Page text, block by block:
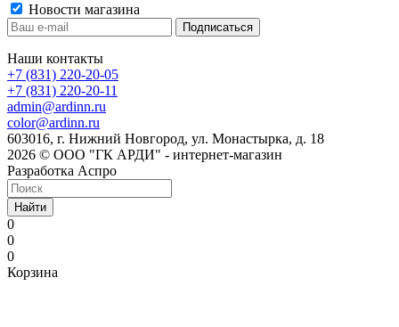
Новости магазина
Наши контакты
+7 (831) 220-20-05
+7 (831) 220-20-11
admin@ardinn.ru
color@ardinn.ru
603016, г. Нижний Новгород, ул. Монастырка, д. 18
2026 © ООО "ГК АРДИ" - интернет-магазин
Разработка Аспро
Найти
0
0
0
Корзина